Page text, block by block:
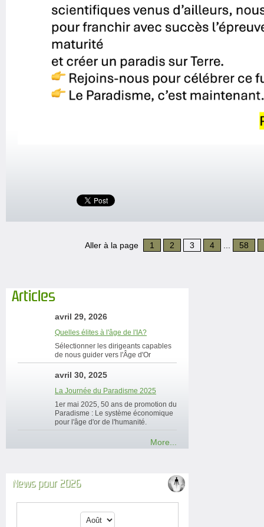
Aller à la page 1 2 3 4 58
Articles
avril 29, 2026
Quelles élites à l'âge de l'IA?
Sélectionner les dirigeants capables
de nous guider vers l'Âge d'Or
avril 30, 2025
La Journée du Paradisme 2025
1er mai 2025, 50 ans de promotion du
Paradisme : Le système économique
pour l'âge d'or de l'humanité.
More...
News pour 2026